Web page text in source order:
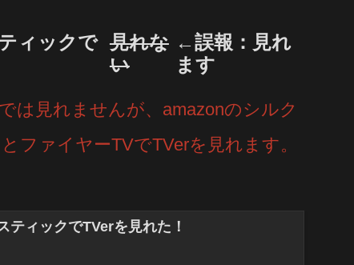
ィックで 見れな
い
←誤報：見れ
ます
は見れませんが、amazonのシルク
ファイヤーTVでTVerを見れます。
ティックでTVerを見れた！